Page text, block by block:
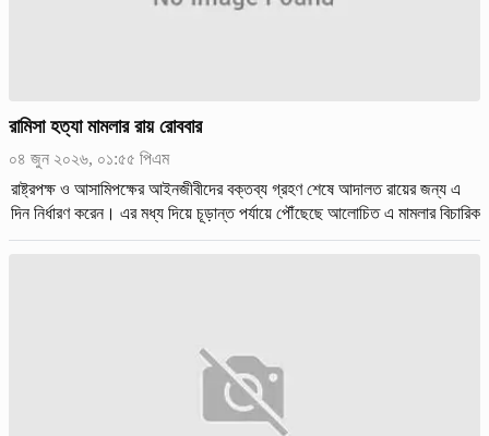
রামিসা হত্যা মামলার রায় রোববার
০৪ জুন ২০২৬, ০১:৫৫ পিএম
রাষ্ট্রপক্ষ ও আসামিপক্ষের আইনজীবীদের বক্তব্য গ্রহণ শেষে আদালত রায়ের জন্য এ
দিন নির্ধারণ করেন। এর মধ্য দিয়ে চূড়ান্ত পর্যায়ে পৌঁছেছে আলোচিত এ মামলার বিচারিক
কার্যক্রম।